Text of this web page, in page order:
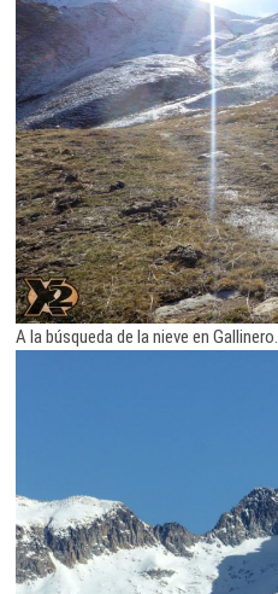
A la búsqueda de la nieve en Gallinero.